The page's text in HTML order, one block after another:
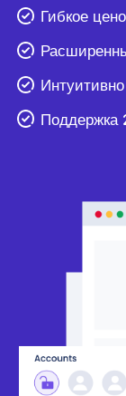
Гибкое
Поддержка